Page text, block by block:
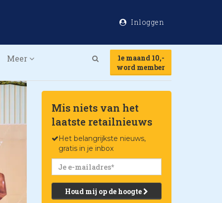
Inloggen
Meer
1e maand 10,-
word member
Mis niets van het
laatste retailnieuws
Het belangrijkste nieuws,
gratis in je inbox
Houd mij op de hoogte